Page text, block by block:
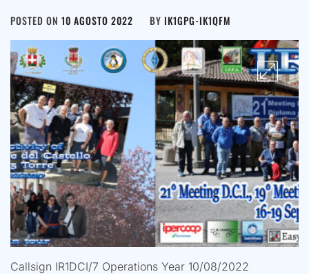
POSTED ON 10 AGOSTO 2022 BY IK1GPG-IK1QFM
Callsign IR1DCI/7 Operations Year 10/08/2022